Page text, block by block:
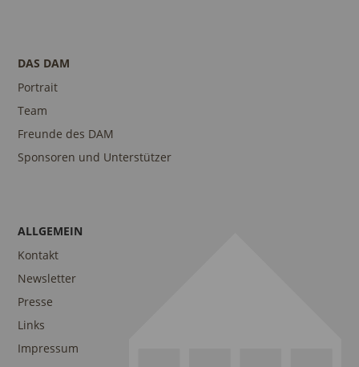
DAS DAM
Portrait
Team
Freunde des DAM
Sponsoren und Unterstützer
ALLGEMEIN
Kontakt
Newsletter
Presse
Links
Impressum